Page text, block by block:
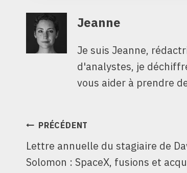
Jeanne
Je suis Jeanne,
d'analystes, je
vous aider à prendre
NAVIGATION
DE
PRÉCÉDENT
Lettre annuelle du stagiaire de
Solomon : SpaceX, fusions et